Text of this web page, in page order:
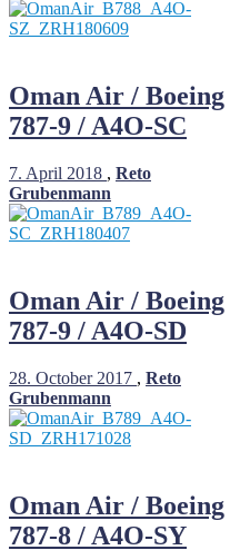
Oman Air / Boeing
787-9 / A4O-SC
7. April 2018 , Reto
Grubenmann
Oman Air / Boeing
787-9 / A4O-SD
28. October 2017 , Reto
Grubenmann
Oman Air / Boeing
787-8 / A4O-SY